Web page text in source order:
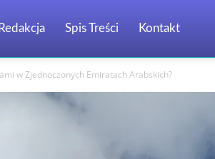
Redakcja Spis Treści Kontakt
w Zjednoczonych Emiratach Arabskich?